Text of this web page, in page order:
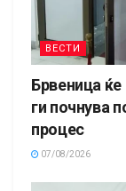
ВЕСТИ
Брвеница
ги почнува
процес
07/08/2026